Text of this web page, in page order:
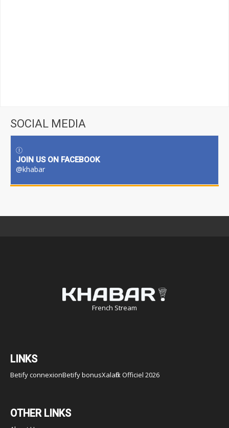
SOCIAL MEDIA
JOIN US ON FACEBOOK
@khabar
French Stream
LINKS
Betify connexionBetify bonusXalaflix Officiel 2026
OTHER LINKS